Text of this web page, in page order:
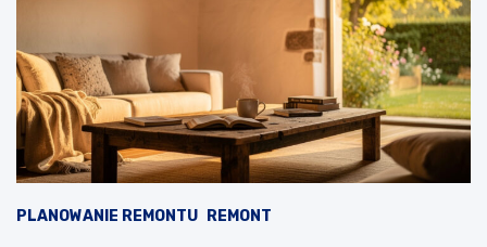
PLANOWANIE REMONTU REMONT